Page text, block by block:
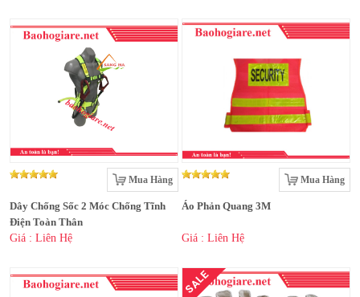
Mua Hàng
Dây Chống Sốc 2 Móc Chống Tĩnh
Điện Toàn Thân
Giá : Liên Hệ
Mua Hàng
Áo Phản Quang 3M
Giá : Liên Hệ
SALE